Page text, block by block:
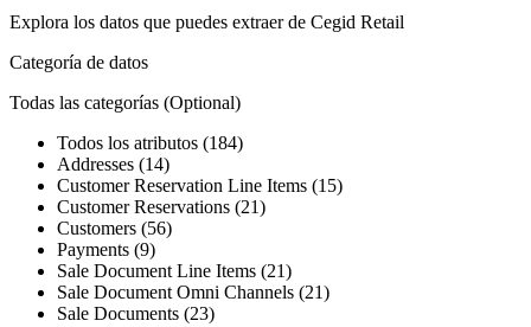
Explora los datos que puedes extraer de Cegid Retail
Categoría de datos
Todas las categorías (Optional)
Todos los atributos (184)
Addresses (14)
Customer Reservation Line Items (15)
Customer Reservations (21)
Customers (56)
Payments (9)
Sale Document Line Items (21)
Sale Document Omni Channels (21)
Sale Documents (23)